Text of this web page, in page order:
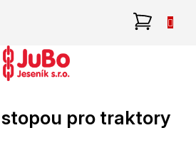
pro traktory